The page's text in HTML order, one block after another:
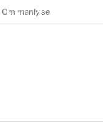
Om manly.se